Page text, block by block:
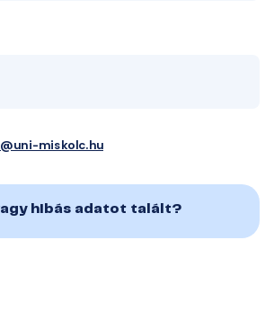
miskolc.hu
hibás adatot talált?